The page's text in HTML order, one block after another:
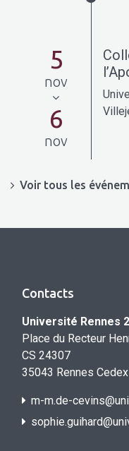
5
nov
6
nov
Voir tous les
Contacts
Université Rennes 2
Place du Recteur
CS 24307
35043 Rennes Cedex
m-m.de-